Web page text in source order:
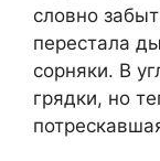
словно
перестала
сорняки. В
грядки, но